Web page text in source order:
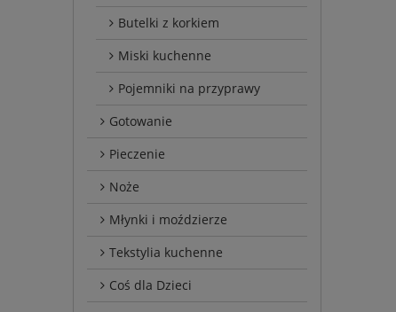
Butelki z korkiem
Miski kuchenne
Pojemniki na przyprawy
Gotowanie
Pieczenie
Noże
Młynki i moździerze
Tekstylia kuchenne
Coś dla Dzieci